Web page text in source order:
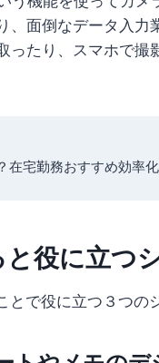
、面倒なデータ入力
ったり、スマホで
在宅勤務おすすめ効率
役に立つ
で役に立つ３つの